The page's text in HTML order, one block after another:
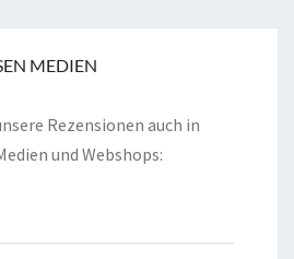
MEDIEN
Rezensionen auch in
und Webshops: